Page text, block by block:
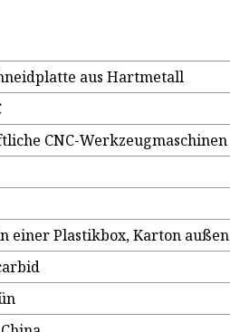
aus Hartmetall
CNC-Werkzeugmaschinen
einer Plastikbox, Karton außen